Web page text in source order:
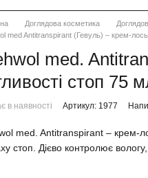
Доглядова косметика
med Antitranspirant (Гевуль) – крем-
med.
стоп 75
в наявності Артикул: 1977
med. Antitranspirant – крем-
стоп. Дієво контролює